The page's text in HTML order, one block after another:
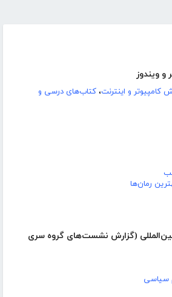
و ویندوز
کامپیوتر و اینترنت، کتاب‌های درسی و
رمان‌ها
(گزارش نشست‌های گروه سری
سیاسی